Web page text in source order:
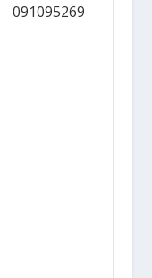
091095269